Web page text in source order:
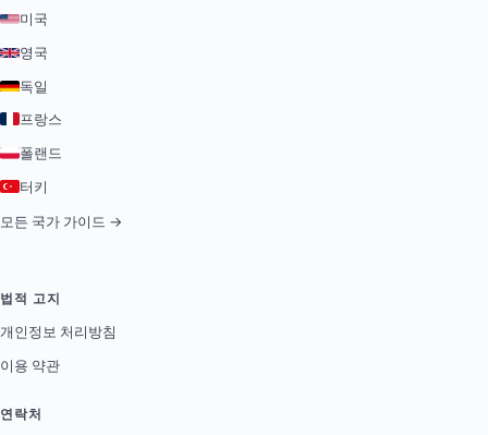
미국
영국
독일
프랑스
폴랜드
터키
모든 국가 가이드 →
법적 고지
개인정보 처리방침
이용 약관
연락처